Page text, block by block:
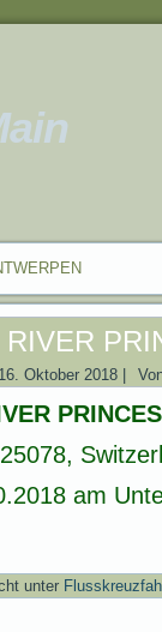
RIVER
16. Oktober 2018
am
unter